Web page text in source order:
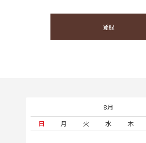
登録
8月
日
月 火 水 木